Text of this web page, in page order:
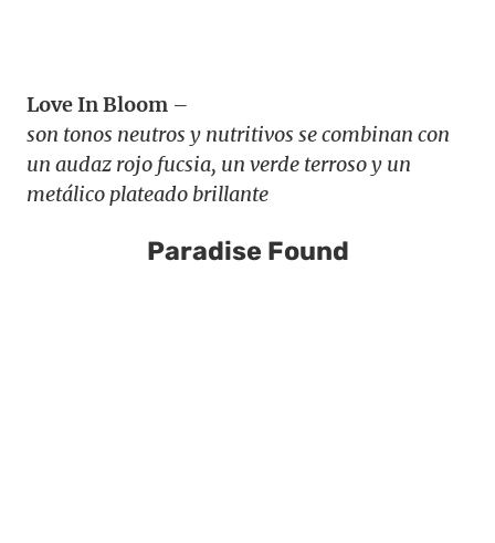
Love In Bloom –
son tonos neutros y nutritivos se combinan con
un audaz rojo fucsia, un verde terroso y un
metálico plateado brillante
Paradise Found